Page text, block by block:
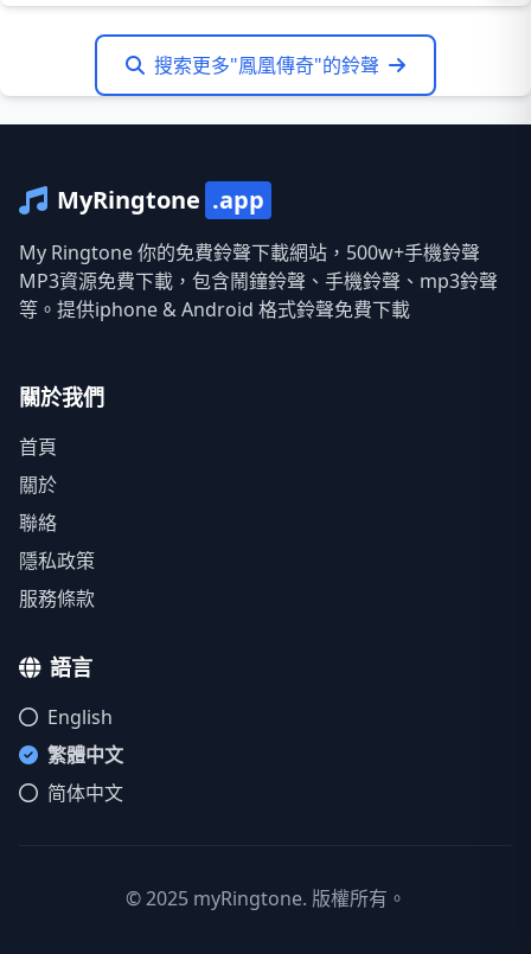
搜索更多"鳳凰傳奇"的鈴聲
MyRingtone .app
My Ringtone 你的免費鈴聲下載網站，500w+手機鈴聲
MP3資源免費下載，包含鬧鐘鈴聲、手機鈴聲、mp3鈴聲
等。提供iphone & Android 格式鈴聲免費下載
關於我們
首頁
關於
聯絡
隱私政策
服務條款
語言
English
繁體中文
简体中文
© 2025 myRingtone. 版權所有。